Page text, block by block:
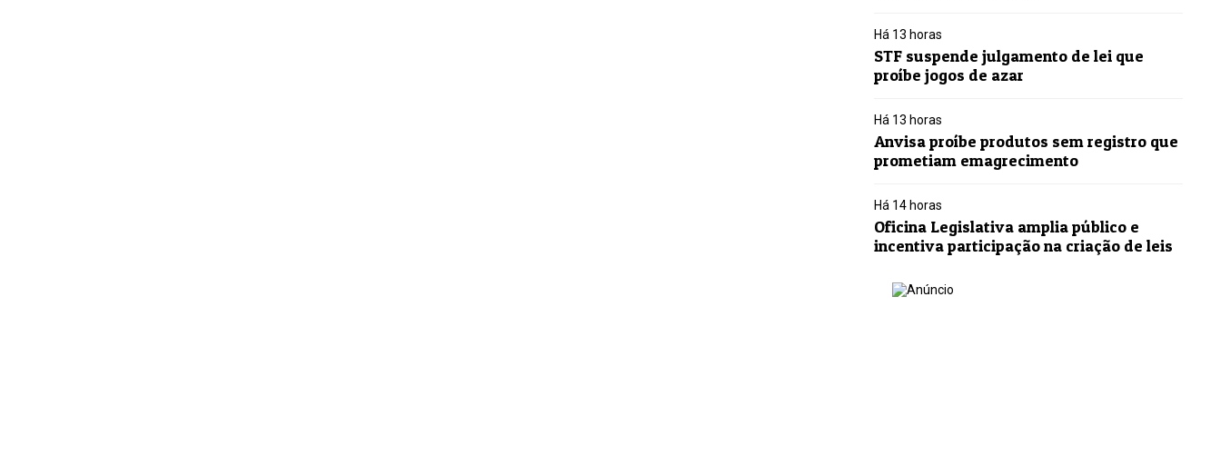
Há 13 horas
STF suspende julgamento de lei que
proíbe jogos de azar
Há 13 horas
Anvisa proíbe produtos sem registro que
prometiam emagrecimento
Há 14 horas
Oficina Legislativa amplia público e
incentiva participação na criação de leis